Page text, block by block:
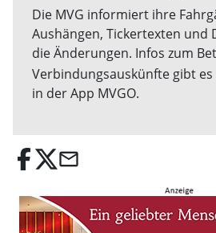
Die MVG informiert ihre
Aushängen, Tickertexten und
die Änderungen. Infos zum
Verbindungsauskünfte gibt
in der App MVGO.
email